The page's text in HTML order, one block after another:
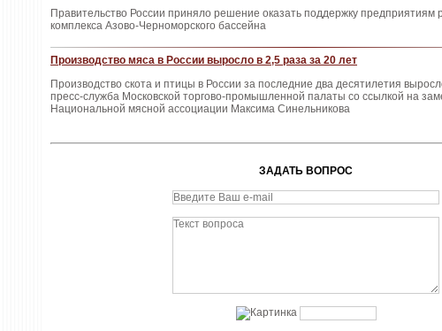
Правительство России приняло решение оказать поддержку предприятиям
комплекса Азово-Черноморского бассейна
Производство мяса в России выросло в 2,5 раза за 20 лет
Производство скота и птицы в России за последние два десятилетия
пресс-служба Московской торгово-промышленной палаты со ссылкой на
Национальной мясной ассоциации Максима Синельникова
ЗАДАТЬ ВОПРОС